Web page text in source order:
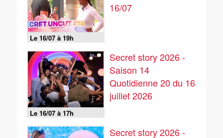
Le 16/07 à 19h
16/07
Le 16/07 à 17h
Secret story 2026 -
Saison 14
Quotidienne 20 du 16
juillet 2026
Secret story 2026 -